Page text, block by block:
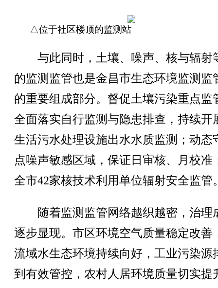
△位于社区楼顶的监测站
与此同时，土壤、噪声、核与辐射
的监测监管也是金昌市生态环境监测监
的重要组成部分。督促土壤污染重点监
全面落实自行监测与隐患排查，持续开
生活污水处理设施出水水质监测；动态
点噪声敏感区域，保证日审核、月校准
全市42家核技术利用单位辐射安全监管
随着监测监管网络越织越密，治理
逐步显现。市区环境空气质量稳定改善
流域水生态环境持续向好，工业污染源
到有效管控，农村人居环境质量切实提